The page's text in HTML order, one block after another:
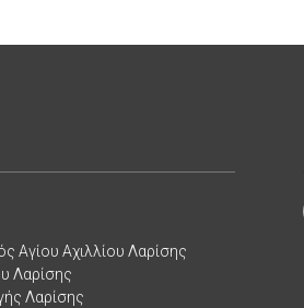
Αγίου Αχιλλίου Λαρίσης
Λαρίσης
Λαρίσης